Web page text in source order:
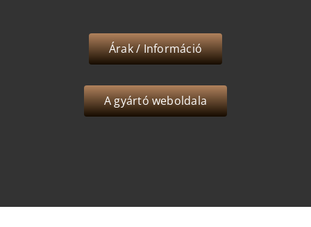
Árak / Információ
A gyártó weboldala